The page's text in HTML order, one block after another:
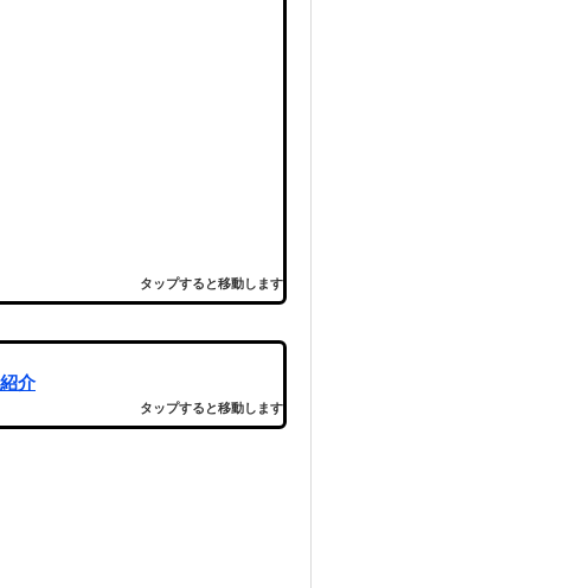
タップすると移動します
介
タップすると移動します